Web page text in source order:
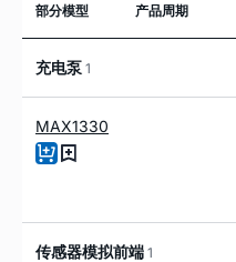
部分模型 产品周期
充电泵 1
MAX1330
传感器模拟前端 1